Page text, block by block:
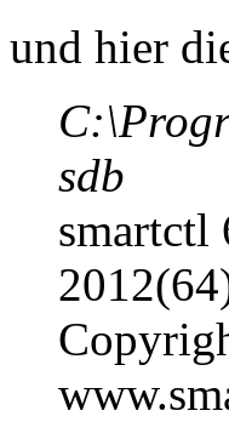
und hier
sdb
smartctl